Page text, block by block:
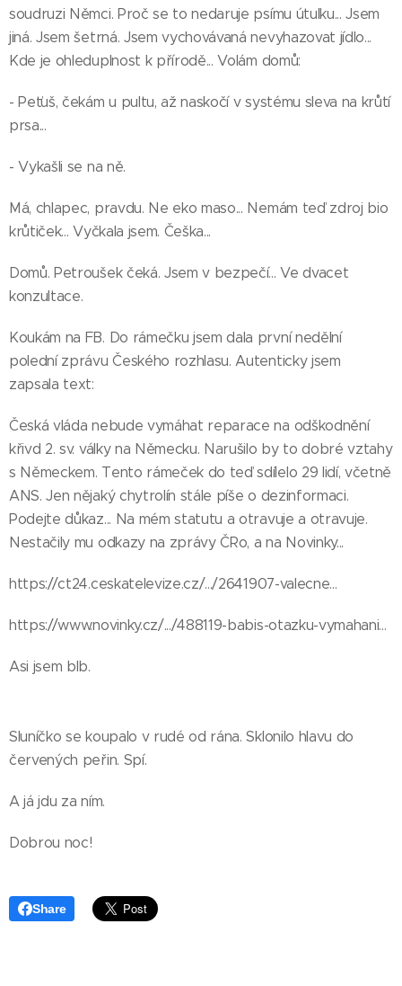
soudruzi Němci. Proč se to nedaruje psímu útulku... Jsem
jiná. Jsem šetrná. Jsem vychovávaná nevyhazovat jídlo...
Kde je ohleduplnost k přírodě... Volám domů:
- Peťuš, čekám u pultu, až naskočí v systému sleva na krůtí
prsa...
- Vykašli se na ně.
Má, chlapec, pravdu. Ne eko maso... Nemám teď zdroj bio
krůtiček... Vyčkala jsem. Češka...
Domů. Petroušek čeká. Jsem v bezpečí... Ve dvacet
konzultace.
Koukám na FB. Do rámečku jsem dala první nedělní
polední zprávu Českého rozhlasu. Autenticky jsem
zapsala text:
Česká vláda nebude vymáhat reparace na odškodnění
křivd 2. sv. války na Německu. Narušilo by to dobré vztahy
s Německem. Tento rámeček do teď sdílelo 29 lidí, včetně
ANS. Jen nějaký chytrolín stále píše o dezinformaci.
Podejte důkaz... Na mém statutu a otravuje a otravuje.
Nestačily mu odkazy na zprávy ČRo, a na Novinky...
https://ct24.ceskatelevize.cz/.../2641907-valecne...
https://www.novinky.cz/.../488119-babis-otazku-vymahani...
Asi jsem blb.
Sluníčko se koupalo v rudé od rána. Sklonilo hlavu do
červených peřin. Spí.
A já jdu za ním.
Dobrou noc!
Share